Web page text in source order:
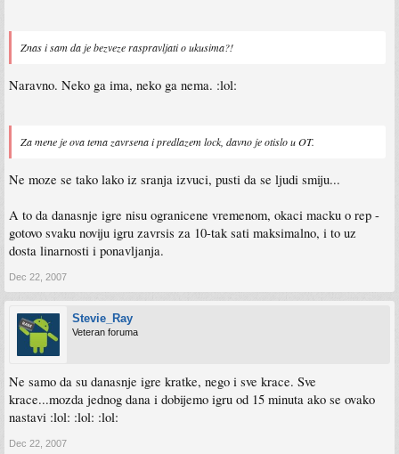
Znas i sam da je bezveze raspravljati o ukusima?!
Naravno. Neko ga ima, neko ga nema. :lol:
Za mene je ova tema zavrsena i predlazem lock, davno je otislo u OT.
Ne moze se tako lako iz sranja izvuci, pusti da se ljudi smiju...
A to da danasnje igre nisu ogranicene vremenom, okaci macku o rep -
gotovo svaku noviju igru zavrsis za 10-tak sati maksimalno, i to uz
dosta linarnosti i ponavljanja.
Dec 22, 2007
Stevie_Ray
Veteran foruma
Ne samo da su danasnje igre kratke, nego i sve krace. Sve
krace...mozda jednog dana i dobijemo igru od 15 minuta ako se ovako
nastavi :lol: :lol: :lol:
Dec 22, 2007